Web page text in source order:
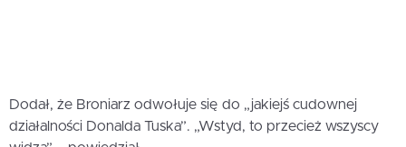
Dodał, że Broniarz odwołuje się do „jakiejś cudownej
działalności Donalda Tuska”. „Wstyd, to przecież wszyscy